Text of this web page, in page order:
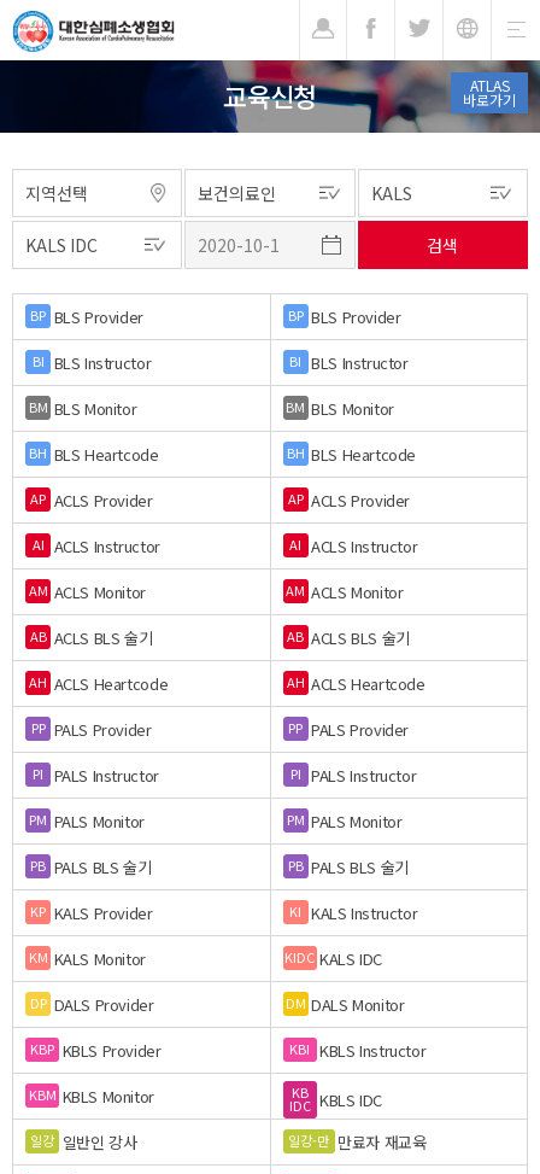
ATLAS
바로가기
교육신청
BP BLS Provider BP BLS Provider
BI BLS Instructor BI BLS Instructor
BM BLS Monitor BM BLS Monitor
BH BLS Heartcode BH BLS Heartcode
AP ACLS Provider AP ACLS Provider
AI ACLS Instructor AI ACLS Instructor
AM ACLS Monitor AM ACLS Monitor
AB ACLS BLS 술기 AB ACLS BLS 술기
AH ACLS Heartcode AH ACLS Heartcode
PP PALS Provider PP PALS Provider
PI PALS Instructor PI PALS Instructor
PM PALS Monitor PM PALS Monitor
PB PALS BLS 술기 PB PALS BLS 술기
KP KALS Provider KI KALS Instructor
KM KALS Monitor KIDC KALS IDC
DP DALS Provider DM DALS Monitor
KBP KBLS Provider KBI KBLS Instructor
KBM KBLS Monitor KB
IDC KBLS IDC
일강 일반인 강사 일강-만 만료자 재교육